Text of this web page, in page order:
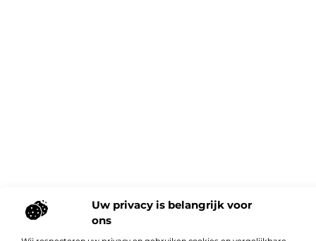
Uw privacy is belangrijk voor
ons